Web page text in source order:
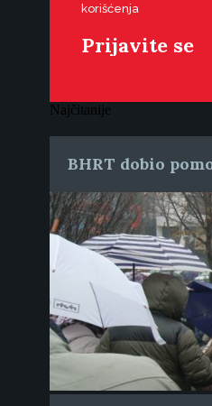
korišćenja
Najčitanije
BHRT dobio